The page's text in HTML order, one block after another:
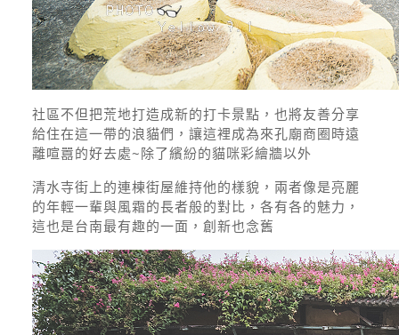
社區不但把荒地打造成新的打卡景點，也將友善分享
給住在這一帶的浪貓們，讓這裡成為來孔廟商圈時遠
離喧囂的好去處~除了繽紛的貓咪彩繪牆以外
清水寺街上的連棟街屋維持他的樣貌，兩者像是亮麗
的年輕一輩與風霜的長者般的對比，各有各的魅力，
這也是台南最有趣的一面，創新也念舊